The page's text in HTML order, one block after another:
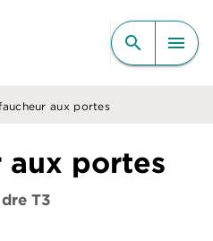
CONTENU
search menu
aux portes
aux portes
T3